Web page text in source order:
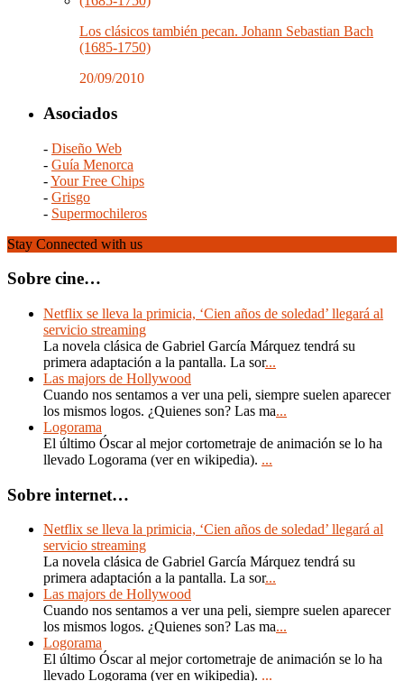
Los clásicos también pecan. Johann Sebastian Bach
(1685-1750)
20/09/2010
Asociados
- Diseño Web
- Guía Menorca
-Your Free Chips
- Grisgo
- Supermochileros
Stay Connected with us
Sobre cine…
Netflix se lleva la primicia, ‘Cien años de soledad’ llegará al
servicio streaming
La novela clásica de Gabriel García Márquez tendrá su
primera adaptación a la pantalla. La sor...
Las majors de Hollywood
Cuando nos sentamos a ver una peli, siempre suelen aparecer
los mismos logos. ¿Quienes son? Las ma...
Logorama
El último Óscar al mejor cortometraje de animación se lo ha
llevado Logorama (ver en wikipedia). ...
Sobre internet…
Netflix se lleva la primicia, ‘Cien años de soledad’ llegará al
servicio streaming
La novela clásica de Gabriel García Márquez tendrá su
primera adaptación a la pantalla. La sor...
Las majors de Hollywood
Cuando nos sentamos a ver una peli, siempre suelen aparecer
los mismos logos. ¿Quienes son? Las ma...
Logorama
El último Óscar al mejor cortometraje de animación se lo ha
llevado Logorama (ver en wikipedia). ...